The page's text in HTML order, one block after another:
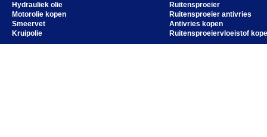
Hydrauliek olie
Motorolie kopen
Smeervet
Kruipolie
Ruitensproeier
Ruitensproeier antivries
Antivries kopen
Ruitensproeiervloeistof